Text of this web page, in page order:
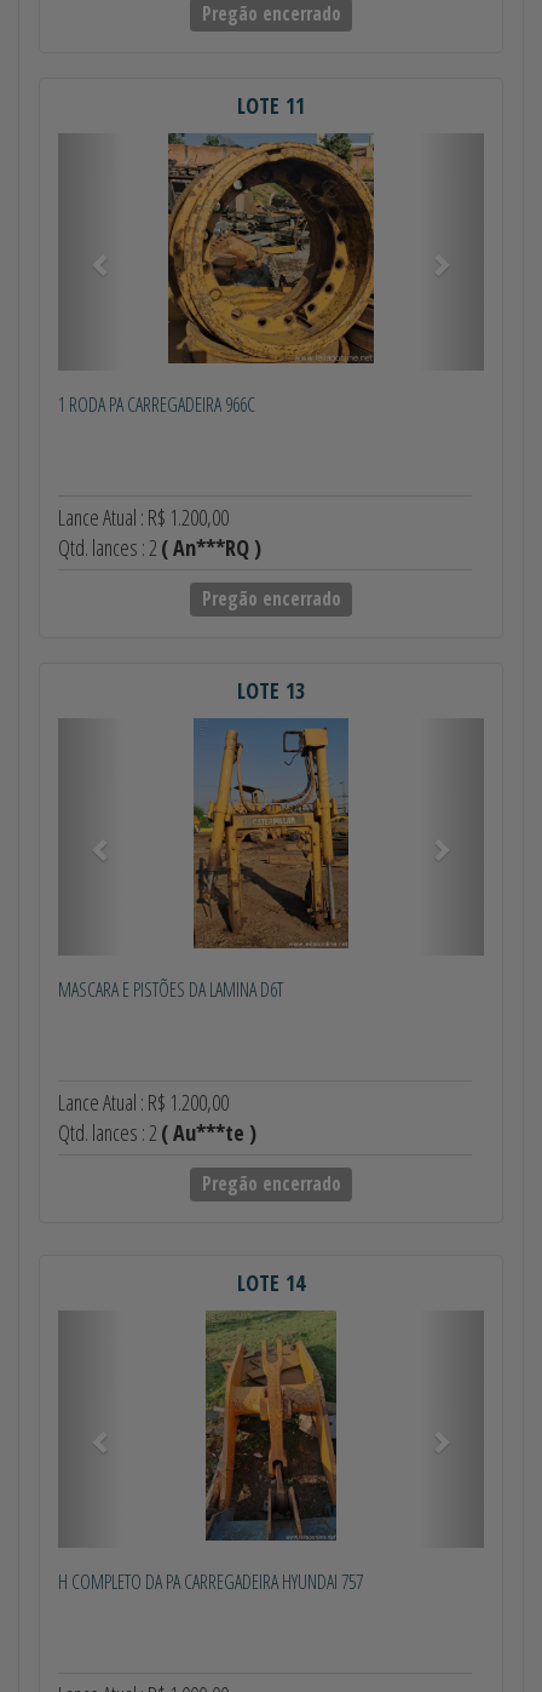
Pregão encerrado
LOTE 11
1 RODA PA CARREGADEIRA 966C
Lance Atual : R$ 1.200,00
Qtd. lances : 2 ( An***RQ )
Pregão encerrado
LOTE 13
MASCARA E PISTÕES DA LAMINA D6T
Lance Atual : R$ 1.200,00
Qtd. lances : 2 ( Au***te )
Pregão encerrado
LOTE 14
H COMPLETO DA PA CARREGADEIRA HYUNDAI 757